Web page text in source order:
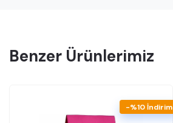
Benzer Ürünlerimiz
-%10 İndirim